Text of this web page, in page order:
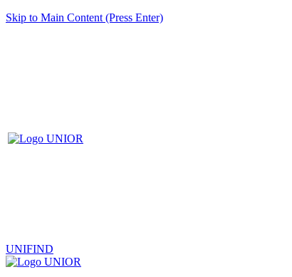
Skip to Main Content (Press Enter)
UNIFIND